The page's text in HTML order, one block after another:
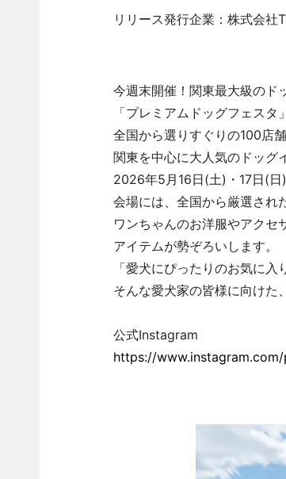
リリース発行企業：株式会社
今週末開催！関東最大級のド
「プレミアムドッグフェス
全国から選りすぐりの100店
関東を中心に大人気のドッグ
2026年5月16日(土)・17日(日
会場には、全国から厳選され
ワンちゃんのお洋服やアクセ
アイテムが勢ぞろいします。
「愛犬にぴったりのお気に入
そんな愛犬家の皆様に向けた
公式Instagram
https://